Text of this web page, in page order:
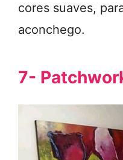
cores suaves,
aconchego.
7-